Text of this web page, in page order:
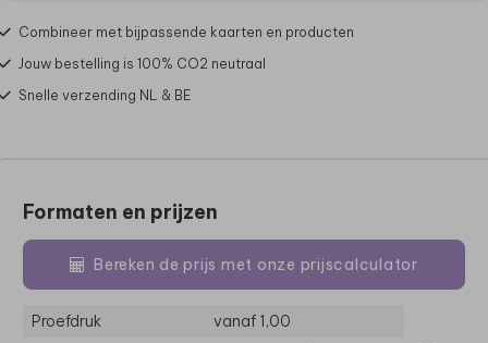
Combineer met bijpassende kaarten en producten
Jouw bestelling is 100% CO2 neutraal
Snelle verzending NL & BE
Formaten en prijzen
Bereken de prijs met onze prijscalculator
Proefdruk
vanaf 1,00